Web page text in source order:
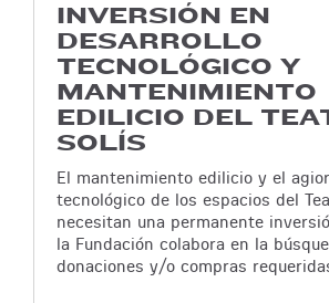
INVERSIÓN EN
DESARROLLO
TECNOLÓGICO Y
MANTENIMIENTO
EDILICIO DEL
SOLÍS
El mantenimiento edilicio y el
tecnológico de los espacios del
necesitan una permanente
la Fundación colabora en la
donaciones y/o compras